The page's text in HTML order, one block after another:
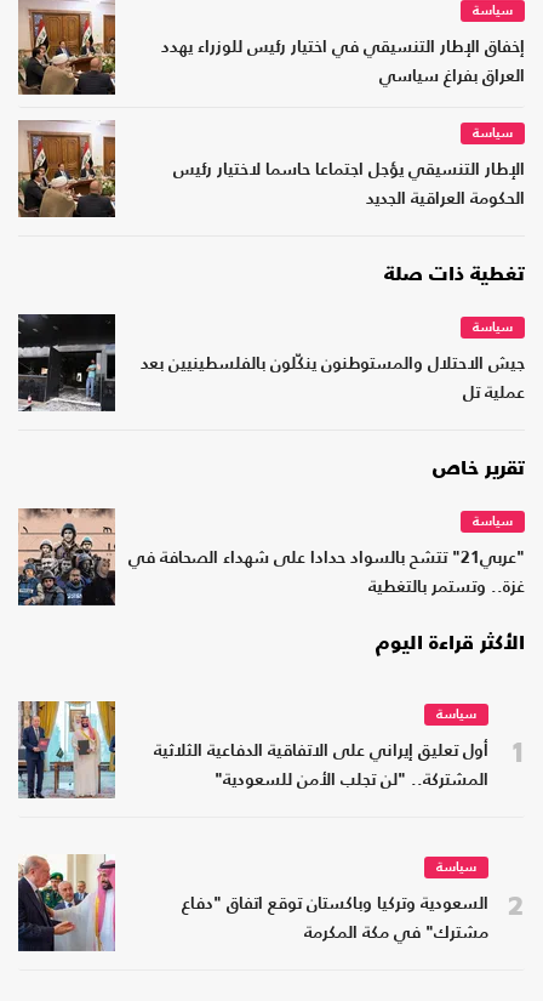
سياسة
إخفاق الإطار التنسيقي في اختيار رئيس للوزراء يهدد
العراق بفراغ سياسي
سياسة
الإطار التنسيقي يؤجل اجتماعا حاسما لاختيار رئيس
الحكومة العراقية الجديد
تغطية ذات صلة
سياسة
جيش الاحتلال والمستوطنون ينكّلون بالفلسطينيين بعد
عملية تل
تقرير خاص
سياسة
"عربي21" تتشح بالسواد حدادا على شهداء الصحافة في
غزة.. وتستمر بالتغطية
الأكثر قراءة اليوم
1
سياسة
أول تعليق إيراني على الاتفاقية الدفاعية الثلاثية
المشتركة.. "لن تجلب الأمن للسعودية"
2
سياسة
السعودية وتركيا وباكستان توقع اتفاق "دفاع
مشترك" في مكة المكرمة